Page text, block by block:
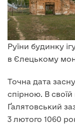
Руїни будинку
в Єлецькому
Точна дата
спірною. В
Ґалятовський
3 лютого 1060